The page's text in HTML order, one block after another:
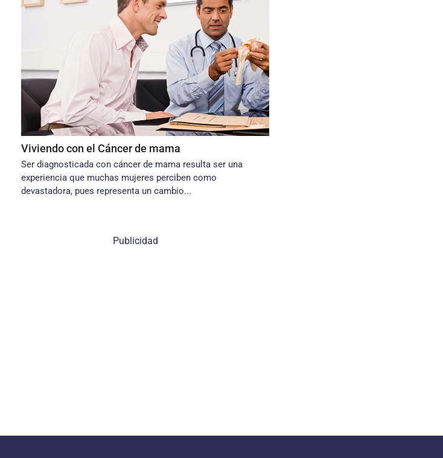
Viviendo con el Cáncer de mama
Ser diagnosticada con cáncer de mama resulta ser una
experiencia que muchas mujeres perciben como
devastadora, pues representa un cambio...
Publicidad